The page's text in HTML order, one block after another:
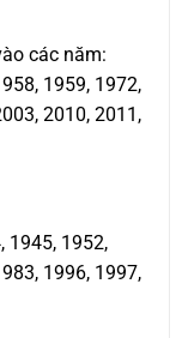
các năm:
1959, 1972,
2010, 2011,
1945, 1952,
1996, 1997,